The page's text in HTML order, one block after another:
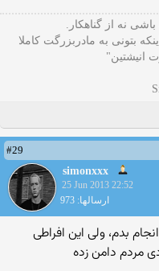
نه از گناهکار.
بتونی به مادربزرگت کاملا
انیشتین"
#29
simonxxx
25 Jun 2013 22:52
ارسالها: 973
بدم، ولی این افراطی
مردم دامن زده